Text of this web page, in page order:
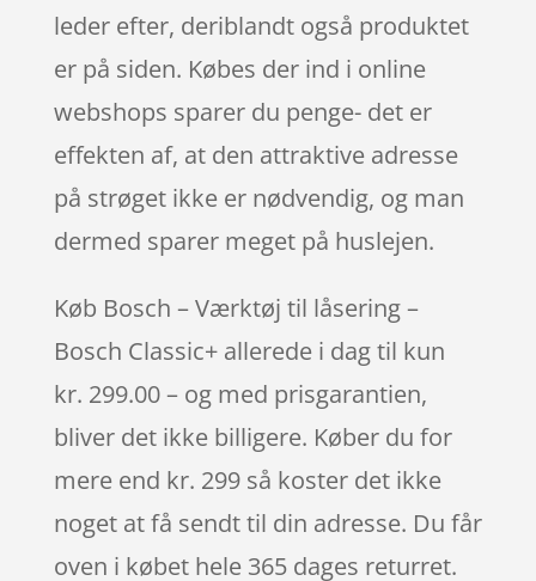
leder efter, deriblandt også produktet
er på siden. Købes der ind i online
webshops sparer du penge- det er
effekten af, at den attraktive adresse
på strøget ikke er nødvendig, og man
dermed sparer meget på huslejen.
Køb Bosch – Værktøj til låsering –
Bosch Classic+ allerede i dag til kun
kr. 299.00 – og med prisgarantien,
bliver det ikke billigere. Køber du for
mere end kr. 299 så koster det ikke
noget at få sendt til din adresse. Du får
oven i købet hele 365 dages returret.